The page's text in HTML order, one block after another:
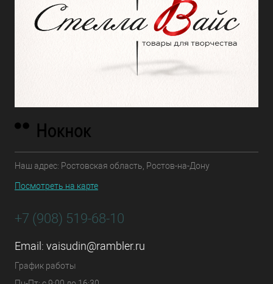
Наш адрес: Ростовская область, Ростов-на-Дону
Посмотреть на карте
+7 (908) 519-68-10
Email: vaisudin@rambler.ru
График работы